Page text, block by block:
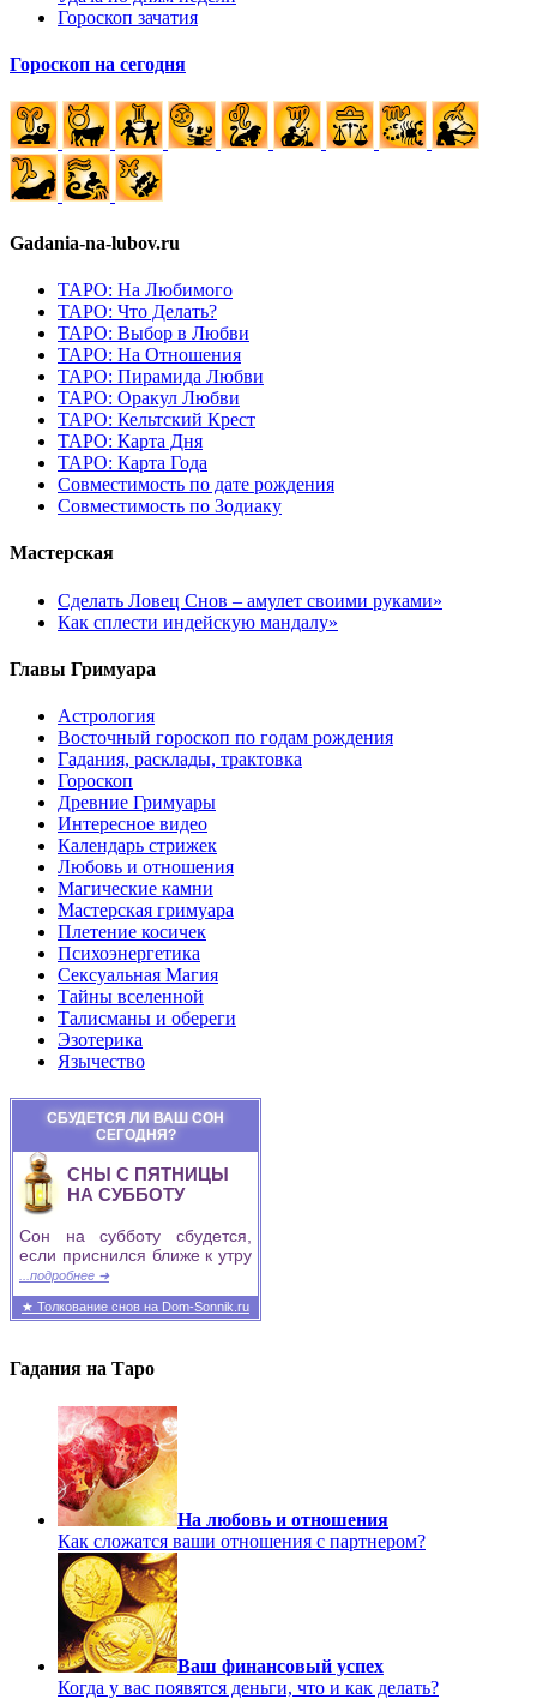
Гороскоп зачатия
Гороскоп на сегодня
Gadania-na-lubov.ru
ТАРО: На Любимого
ТАРО: Что Делать?
ТАРО: Выбор в Любви
ТАРО: На Отношения
ТАРО: Пирамида Любви
ТАРО: Оракул Любви
ТАРО: Кельтский Крест
ТАРО: Карта Дня
ТАРО: Карта Года
Cовместимость по дате рождения
Cовместимость по Зодиаку
Мастерская
Сделать Ловец Снов – амулет своими руками»
Как сплести индейскую мандалу»
Главы Гримуара
Астрология
Восточный гороскоп по годам рождения
Гадания, расклады, трактовка
Гороскоп
Древние Гримуары
Интересное видео
Календарь стрижек
Любовь и отношения
Магические камни
Мастерская гримуара
Плетение косичек
Психоэнергетика
Сексуальная Магия
Тайны вселенной
Талисманы и обереги
Эзотерика
Язычество
СБУДЕТСЯ ЛИ ВАШ СОН
СЕГОДНЯ?
СНЫ С ПЯТНИЦЫ
НА СУББОТУ
Сон на субботу сбудется,
если приснился ближе к утру
...подробнее ➜
★ Толкование снов на Dom-Sonnik.ru
Гадания на Таро
На любовь и отношения
Как сложатся ваши отношения с партнером?
Ваш финансовый успех
Когда у вас появятся деньги, что и как делать?